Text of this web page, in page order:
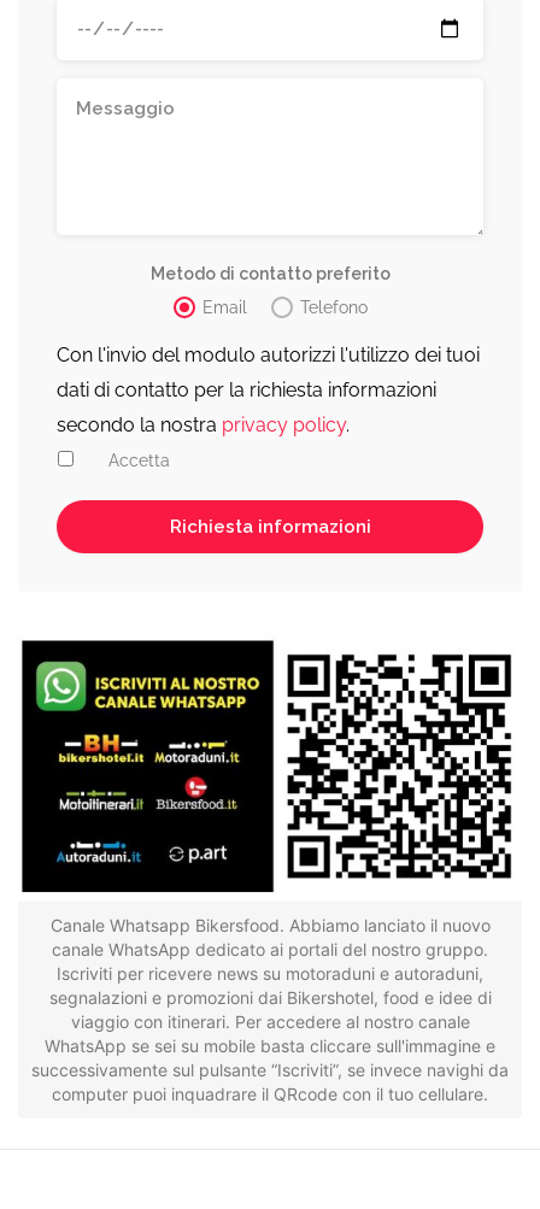
Metodo di contatto preferito
Email
Telefono
Con l'invio del modulo autorizzi l'utilizzo dei tuoi
dati di contatto per la richiesta informazioni
secondo la nostra privacy policy.
Accetta
Canale Whatsapp Bikersfood. Abbiamo lanciato il nuovo
canale WhatsApp dedicato ai portali del nostro gruppo.
Iscriviti per ricevere news su motoraduni e autoraduni,
segnalazioni e promozioni dai Bikershotel, food e idee di
viaggio con itinerari. Per accedere al nostro canale
WhatsApp se sei su mobile basta cliccare sull'immagine e
successivamente sul pulsante “Iscriviti”, se invece navighi da
computer puoi inquadrare il QRcode con il tuo cellulare.